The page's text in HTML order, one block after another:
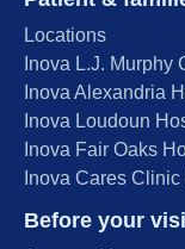
Locations
Inova L.J. Murphy
Inova Alexandria
Inova Loudoun
Inova Fair Oaks
Inova Cares
Before your